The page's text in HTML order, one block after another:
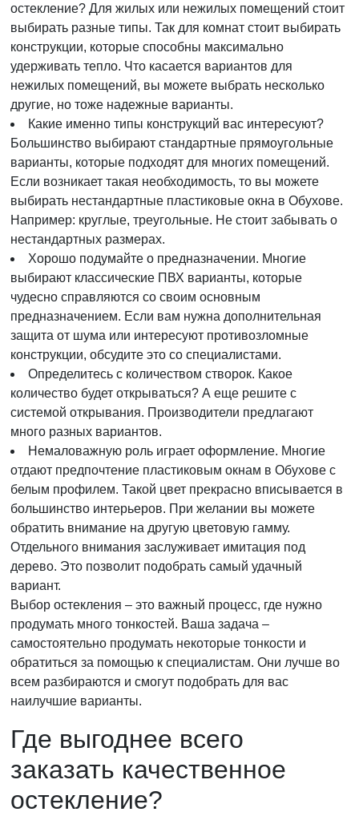
остекление? Для жилых или нежилых помещений стоит
выбирать разные типы. Так для комнат стоит выбирать
конструкции, которые способны максимально
удерживать тепло. Что касается вариантов для
нежилых помещений, вы можете выбрать несколько
другие, но тоже надежные варианты.
Какие именно типы конструкций вас интересуют?
Большинство выбирают стандартные прямоугольные
варианты, которые подходят для многих помещений.
Если возникает такая необходимость, то вы можете
выбирать нестандартные пластиковые окна в Обухове.
Например: круглые, треугольные. Не стоит забывать о
нестандартных размерах.
Хорошо подумайте о предназначении. Многие
выбирают классические ПВХ варианты, которые
чудесно справляются со своим основным
предназначением. Если вам нужна дополнительная
защита от шума или интересуют противозломные
конструкции, обсудите это со специалистами.
Определитесь с количеством створок. Какое
количество будет открываться? А еще решите с
системой открывания. Производители предлагают
много разных вариантов.
Немаловажную роль играет оформление. Многие
отдают предпочтение пластиковым окнам в Обухове с
белым профилем. Такой цвет прекрасно вписывается в
большинство интерьеров. При желании вы можете
обратить внимание на другую цветовую гамму.
Отдельного внимания заслуживает имитация под
дерево. Это позволит подобрать самый удачный
вариант.
Выбор остекления – это важный процесс, где нужно
продумать много тонкостей. Ваша задача –
самостоятельно продумать некоторые тонкости и
обратиться за помощью к специалистам. Они лучше во
всем разбираются и смогут подобрать для вас
наилучшие варианты.
Где выгоднее всего
заказать качественное
остекление?